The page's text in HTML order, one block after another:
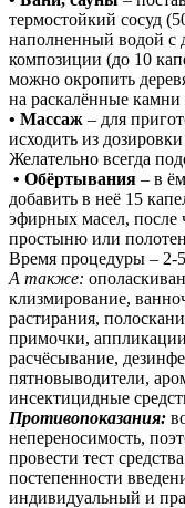
термостойкий сосуд
наполненный водой с
композиции (до 10
можно окропить
на раскалённые
• Массаж – для
исходить из
Желательно всегда
• Обёртывания – в
добавить в неё 15
эфирных масел, после
простыню или
Время процедуры – 2-
А также:
клизмирование,
растирания,
примочки,
расчёсывание,
пятновыводители,
инсектицидные
Противопоказания:
непереносимость,
провести тест
постепенности
индивидуальный и